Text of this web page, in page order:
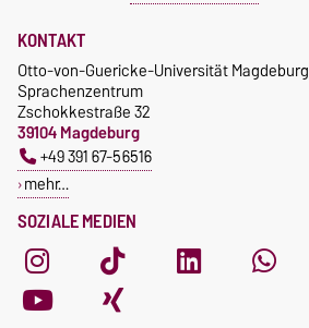
SOZIALE MEDIEN
KONTAKT
Otto-von-Guericke-Universität Magdeburg
Sprachenzentrum
Zschokkestraße 32
39104 Magdeburg
+49 391 67-56516
mehr…